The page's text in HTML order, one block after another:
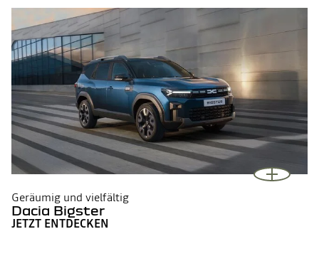
Geräumig und vielfältig
Dacia Bigster
JETZT ENTDECKEN